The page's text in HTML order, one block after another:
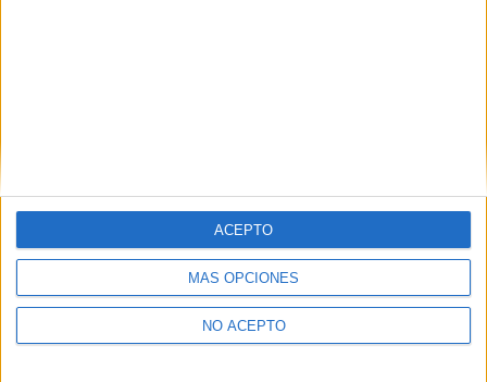
MÁS OPCIONES
NO ACEPTO
ACEPTO
Quiénes somos|Contactar|
Aviso legal|Politica de privacidad|Condiciones generales|Política
de cookies
© 2003-2026Compás Mediterráneo S.L.- Diego de León 47 - 28006